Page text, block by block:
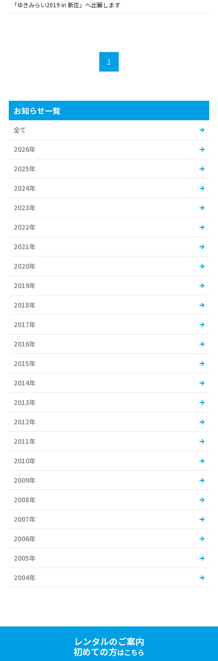
「ゆきみらい2019 in 新庄」へ出展します
1
お知らせ一覧
全て
2026年
2025年
2024年
2023年
2022年
2021年
2020年
2019年
2018年
2017年
2016年
2015年
2014年
2013年
2012年
2011年
2010年
2009年
2008年
2007年
2006年
2005年
2004年
レンタルのご案内
初めての方はこちら